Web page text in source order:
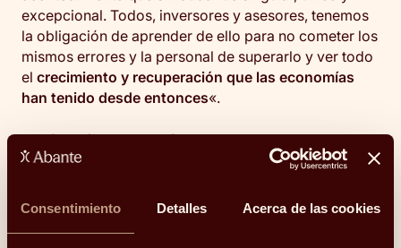
Consentimiento Detalles Acerca de las cookies
excepcional. Todos, inversores y asesores, tenemos
la obligación de aprender de ello para no cometer los
mismos errores y la personal de superarlo y ver todo
el crecimiento y recuperación que las economías
han tenido desde entonces«.
Aquí podéis leer el artículo completo.